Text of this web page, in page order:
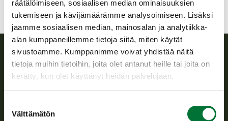
räätälöimiseen, sosiaalisen median ominaisuuksien
tukemiseen ja kävijämäärämme analysoimiseen. Lisäksi
jaamme sosiaalisen median, mainosalan ja analytiikka-
alan kumppaneillemme tietoja siitä, miten käytät
sivustoamme. Kumppanimme voivat yhdistää näitä
tietoja muihin tietoihin, joita olet antanut heille tai joita on
kerätty, kun olet käyttänyt heidän palvelujaan.
valinta
Välttämätön
Suomen riistakeskus
riistanhoitoyhdistysten toimintaa ja huolehtii riistapolitiikan
toimeenpanosta sekä vastaa sille säädetyistä julkisista